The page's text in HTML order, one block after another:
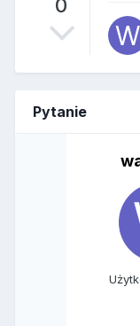
0
Pytanie